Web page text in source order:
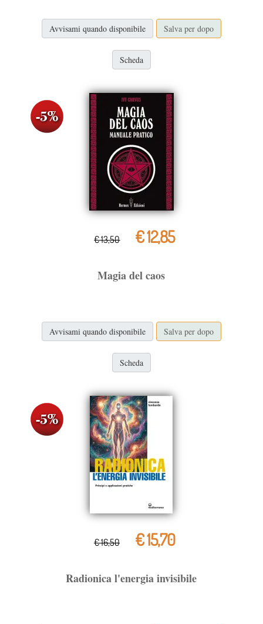
Avvisami quando disponibile Salva per dopo
Scheda
€ 13,50 € 12,85
Magia del caos
Avvisami quando disponibile Salva per dopo
Scheda
€ 16,50 € 15,70
Radionica l'energia invisibile